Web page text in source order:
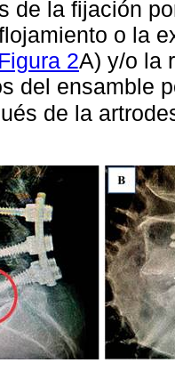
de la fijación
o la
Figura 2A) y/o la
del ensamble
de la